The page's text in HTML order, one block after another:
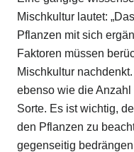
Mischkultur lautet:
Pflanzen mit sich
Faktoren müssen
Mischkultur
ebenso wie die
Sorte. Es ist wichtig,
den Pflanzen zu
gegenseitig